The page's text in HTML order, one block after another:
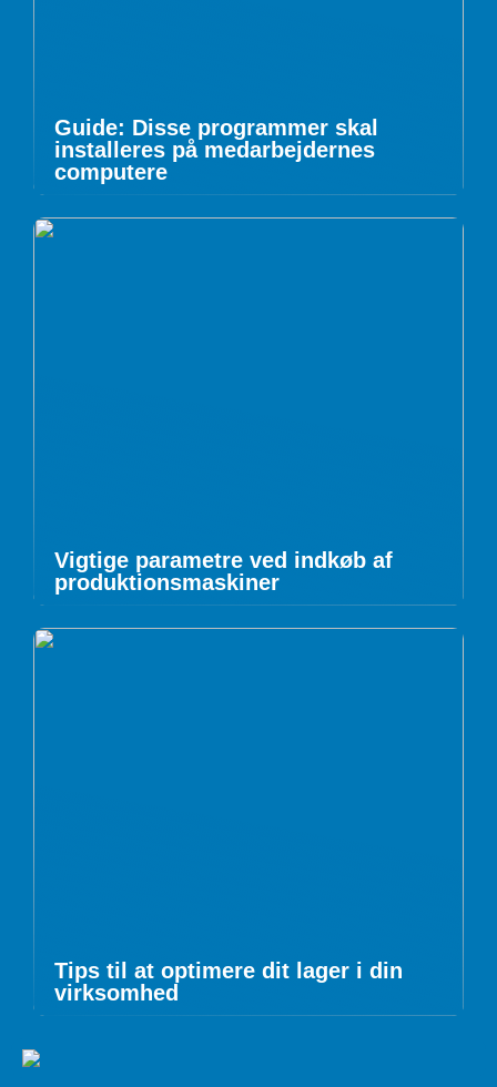
Guide: Disse programmer skal
installeres på medarbejdernes
computere
Vigtige parametre ved indkøb af
produktionsmaskiner
Tips til at optimere dit lager i din
virksomhed